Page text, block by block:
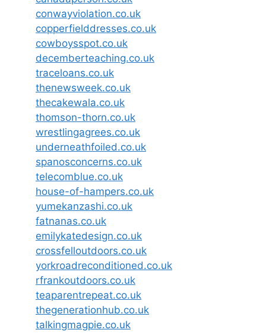
conwayviolation.co.uk
copperfielddresses.co.uk
cowboysspot.co.uk
decemberteaching.co.uk
traceloans.co.uk
thenewsweek.co.uk
thecakewala.co.uk
thomson-thorn.co.uk
wrestlingagrees.co.uk
underneathfoiled.co.uk
spanosconcerns.co.uk
telecomblue.co.uk
house-of-hampers.co.uk
yumekanzashi.co.uk
fatnanas.co.uk
emilykatedesign.co.uk
crossfelloutdoors.co.uk
yorkroadreconditioned.co.uk
rfrankoutdoors.co.uk
teaparentrepeat.co.uk
thegenerationhub.co.uk
talkingmagpie.co.uk